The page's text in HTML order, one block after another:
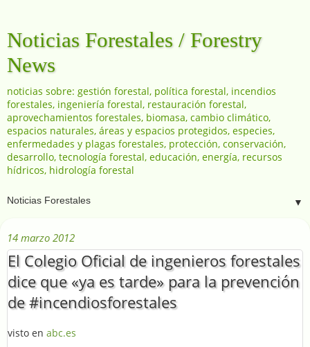
Noticias Forestales / Forestry
News
noticias sobre: gestión forestal, política forestal, incendios
forestales, ingeniería forestal, restauración forestal,
aprovechamientos forestales, biomasa, cambio climático,
espacios naturales, áreas y espacios protegidos, especies,
enfermedades y plagas forestales, protección, conservación,
desarrollo, tecnología forestal, educación, energía, recursos
hídricos, hidrología forestal
▼
14 marzo 2012
El Colegio Oficial de ingenieros forestales
dice que «ya es tarde» para la prevención
de #incendiosforestales
visto en abc.es